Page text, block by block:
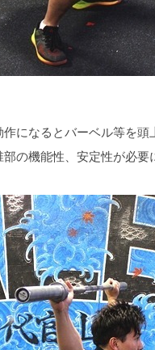
になるとバーベル等を
の機能性、安定性が必要